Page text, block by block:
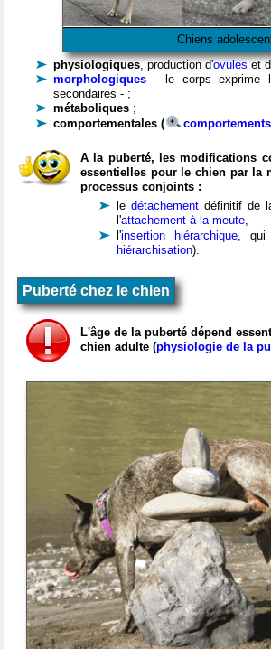
Chiens
physiologiques, production d'ovuleset
morphologiques - le corps exprime
secondaires - ;
métaboliques ;
comportementales (
A la puberté, les modifications
essentielles pour le chien par la
processus conjoints :
le détachementdéfinitif de
l'attachement à la meute,
l'insertion hiérarchique, qui
hiérarchisation).
Puberté chez le chien
L'âge de la puberté dépend
chien adulte (physiologie de la